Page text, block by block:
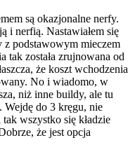
są okazjonalne nerfy.
i nerfią. Nastawiałem się
podstawowym mieczem
tak została zrujnowana od
że koszt wchodzenia
No i wiadomo, w
niż inne buildy, ale tu
Wejdę do 3 kręgu, nie
wszystko się kładzie
że jest opcja